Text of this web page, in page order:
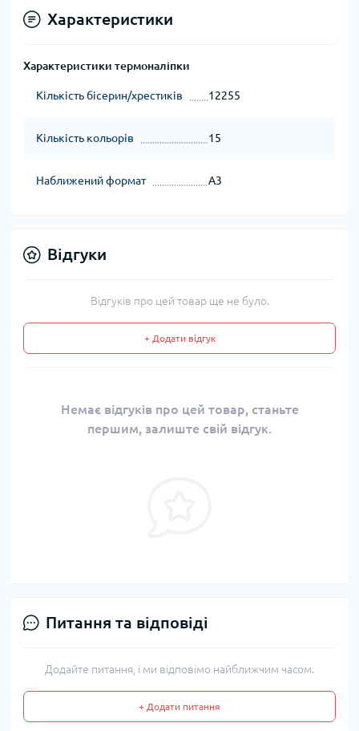
Характеристики
Характеристики термоналіпки
Кількість бісерин/хрестиків 12255
Кількість кольорів 15
Наближений формат А3
Відгуки
Відгуків про цей товар ще не було.
+ Додати відгук
Немає відгуків про цей товар, станьте
першим, залиште свій відгук.
Питання та відповіді
Додайте питання, і ми відповімо найближчим часом.
+ Додати питання